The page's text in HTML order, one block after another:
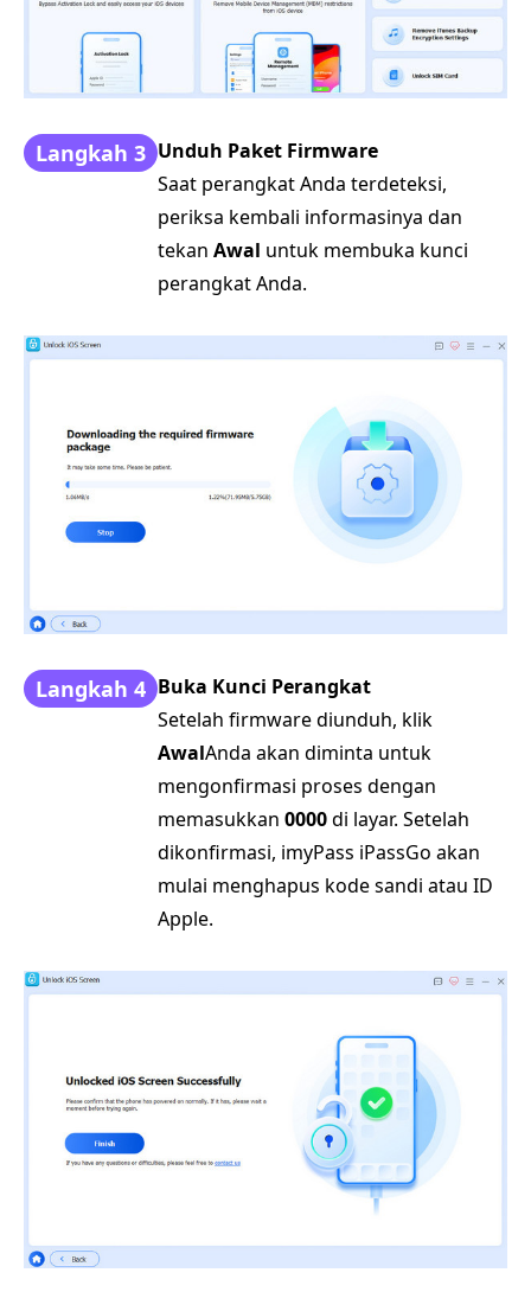
Langkah 3 Unduh Paket Firmware
Saat perangkat Anda terdeteksi,
periksa kembali informasinya dan
tekan Awal untuk membuka kunci
perangkat Anda.
Langkah 4 Buka Kunci Perangkat
Setelah firmware diunduh, klik
AwalAnda akan diminta untuk
mengonfirmasi proses dengan
memasukkan 0000di layar. Setelah
dikonfirmasi, imyPass iPassGo akan
mulai menghapus kode sandi atau ID
Apple.